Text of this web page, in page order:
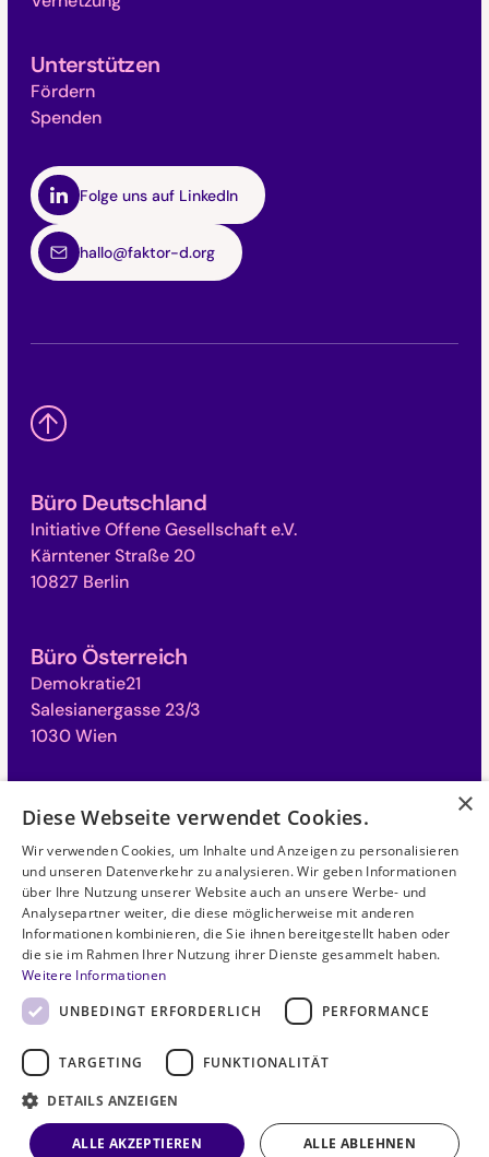
Folge uns auf LinkedIn
hallo@faktor-d.org
Unterstützen
Fördern
Spenden
Büro Deutschland
Initiative Offene Gesellschaft e.V.
Kärntener Straße 20
10827 Berlin
Büro Österreich
Demokratie21
Salesianergasse 23/3
1030 Wien
Büro Schweiz
Monbijoustrasse 31
3011 Bern
©2026. Alle Rechte vorbehalten.
Datenschutzerklärung
Impressum
×
Diese Webseite verwendet Cookies.
Wir verwenden Cookies, um Inhalte und Anzeigen zu personalisieren
und unseren Datenverkehr zu analysieren. Wir geben Informationen
über Ihre Nutzung unserer Website auch an unsere Werbe- und
Analysepartner weiter, die diese möglicherweise mit anderen
Informationen kombinieren, die Sie ihnen bereitgestellt haben oder
die sie im Rahmen Ihrer Nutzung ihrer Dienste gesammelt haben.
Weitere Informationen
UNBEDINGT ERFORDERLICH
PERFORMANCE
TARGETING FUNKTIONALITÄT
DETAILS ANZEIGEN
ALLE AKZEPTIEREN ALLE ABLEHNEN